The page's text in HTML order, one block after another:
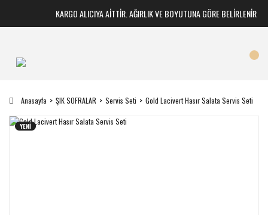
KARGO ALICIYA AİTTİR. AĞIRLIK VE BOYUTUNA GÖRE BELİRLENİR
Anasayfa ŞIK SOFRALAR Servis Seti Gold Lacivert Hasır Salata Servis Seti
YENİ